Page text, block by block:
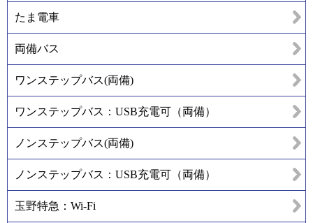
たま電車
両備バス
ワンステップバス(両備)
ワンステップバス：USB充電可（両備）
ノンステップバス(両備)
ノンステップバス：USB充電可（両備）
玉野特急：Wi-Fi